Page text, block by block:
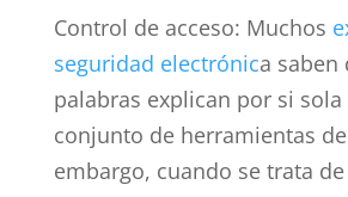
Control de acceso: Muchos
seguridad electrónica saben
palabras explican por si
conjunto de herramientas
embargo, cuando se trata